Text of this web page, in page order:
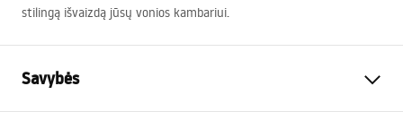
stilingą išvaizdą jūsų vonios kambariui.
Savybės